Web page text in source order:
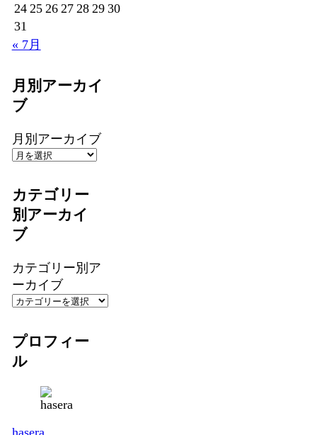
24 25 26 27 28 29 30
31
« 7月
月別アーカイ
ブ
月別アーカイブ
カテゴリー
別アーカイ
ブ
カテゴリー別ア
ーカイブ
プロフィー
ル
hasera